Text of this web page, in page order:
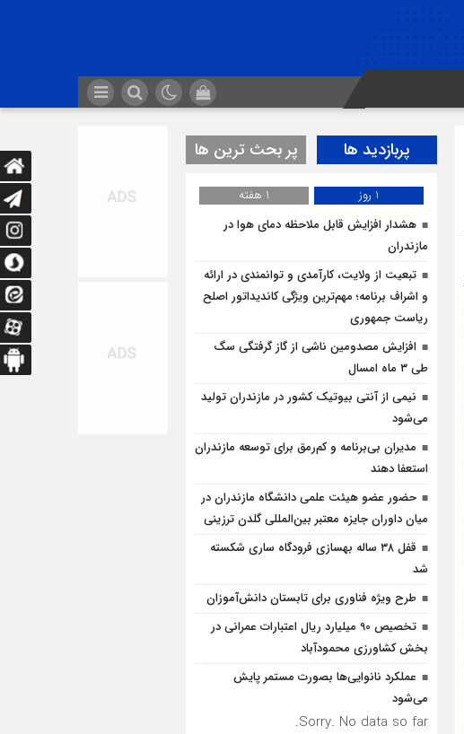
پربازدید ها پر بحث ترین ها
1 روز
1 هفته
هشدار افزایش قابل ملاحظه دمای هوا در
مازندران
تبعیت از ولایت، کارآمدی و توانمندی در ارائه
و اشراف برنامه؛ مهم‌ترین ویژگی کاندیداتور اصلح
ریاست جمهوری
افزایش مصدومین ناشی از گاز گرفتگی سگ
طی ۳ ماه امسال
نیمی از آنتی بیوتیک کشور در مازندران تولید
می‌شود
مدیران بی‌برنامه و کم‌رمق برای توسعه مازندران
استعفا دهند
حضور عضو هیئت علمی دانشگاه مازندران در
میان داوران جایزه معتبر بین‌المللی گلدن ترزینی
قفل ۳۸ ساله بهسازی فرودگاه ساری شکسته
شد
طرح ویژه فناوری برای تابستان دانش‌آموزان
تخصیص 90 میلیارد ریال اعتبارات عمرانی در
بخش کشاورزی محمودآباد
عملکرد نانوایی‌ها بصورت مستمر پایش
می‌شود
Sorry. No data so far.